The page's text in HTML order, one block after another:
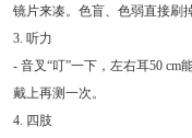
镜片来凑。色盲、色弱直接刷
3. 听力
- 音叉“叮”一下，左右耳50
戴上再测一次。
4. 四肢